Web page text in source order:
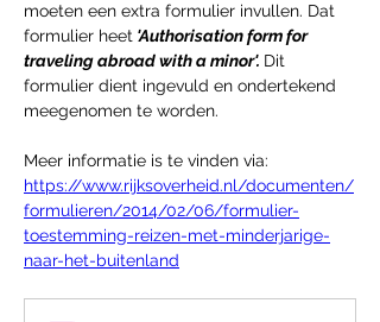
moeten een extra formulier invullen. Dat
formulier heet 'Authorisation form for
traveling abroad with a minor'. Dit
formulier dient ingevuld en ondertekend
meegenomen te worden.
https://www.rijksoverheid.nl/documenten/
formulieren/2014/02/06/formulier-
toestemming-reizen-met-minderjarige-
naar-het-buitenland